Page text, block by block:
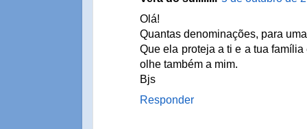
Olá!
Quantas denominações, para
Que ela proteja a ti e a tua
olhe também a mim.
Bjs
Responder